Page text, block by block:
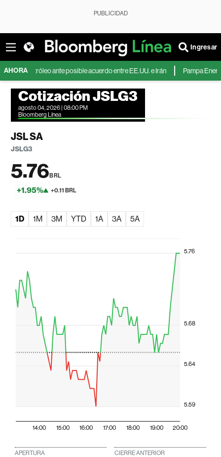
PUBLICIDAD
Ingresar
AHORA
petróleo ante posible acuerdo entre EE.UU. e Irán Pampa Energía
Cotización JSLG3
agosto 04, 2026 | 08:00 PM
Bloomberg Línea
JSL SA
JSLG3
5.76BRL
+1.95% +0.11 BRL
1D 1M 3M YTD 1A 3A 5A
14:00 15:00 16:00 17:00 18:00 19:00 20:00
5.59
5.64
5.68
5.76
APERTURA CIERRE ANTERIOR